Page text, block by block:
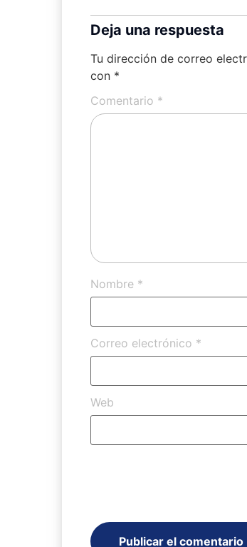
Deja una respuesta
Tu dirección de correo
con *
Comentario *
Nombre *
Correo electrónico *
Web